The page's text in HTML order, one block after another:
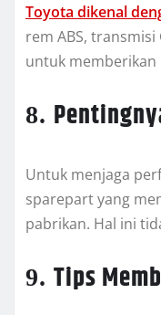
Toyota dikenal
rem ABS,
untuk memberikan
8.
Untuk menjaga
sparepart yang
pabrikan. Hal ini
9. Tips